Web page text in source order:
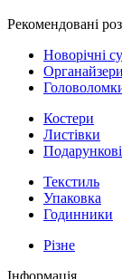
Рекомендовані
Новорічні
Органайзери
Костери
Листівки
Текстиль
Упаковка
Годинники
Різне
Інформація